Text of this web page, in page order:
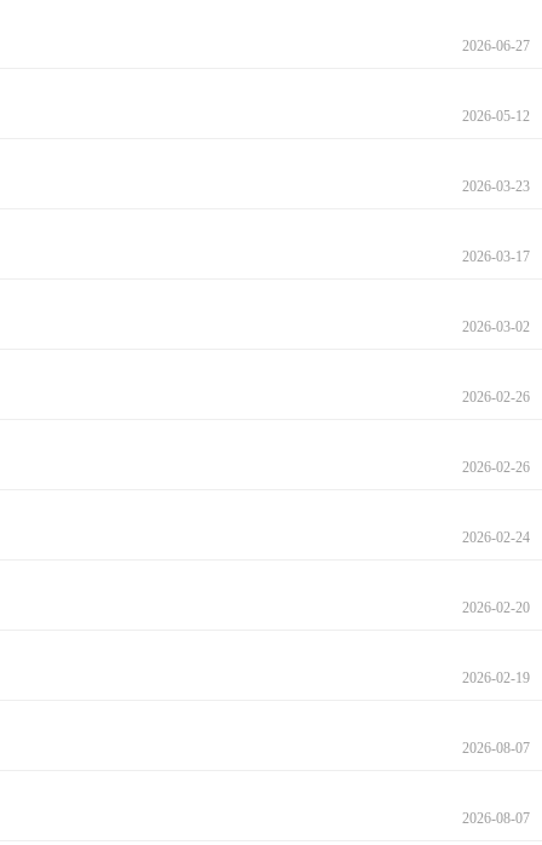
2026-06-27
2026-05-12
2026-03-23
2026-03-17
2026-03-02
2026-02-26
2026-02-26
2026-02-24
2026-02-20
2026-02-19
2026-08-07
2026-08-07